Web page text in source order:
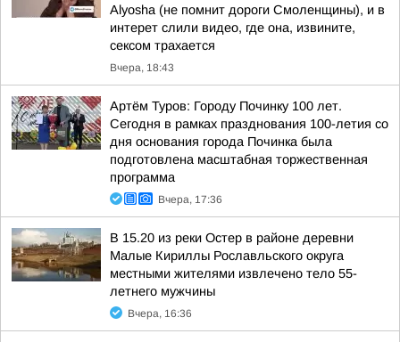
Alyosha (не помнит дороги Смоленщины), и в
интерет слили видео, где она, извините,
сексом трахается
Вчера, 18:43
Артём Туров: Городу Починку 100 лет.
Сегодня в рамках празднования 100-летия со
дня основания города Починка была
подготовлена масштабная торжественная
программа
Вчера, 17:36
В 15.20 из реки Остер в районе деревни
Малые Кириллы Рославльского округа
местными жителями извлечено тело 55-
летнего мужчины
Вчера, 16:36